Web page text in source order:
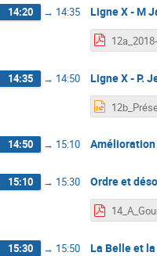
14:20 → 14:35 Ligne X - M
14:35 → 14:50 Ligne X - P.
14:50 → 15:10 Amélioration
15:10 → 15:30 Ordre et
15:30 → 15:50 La Belle et